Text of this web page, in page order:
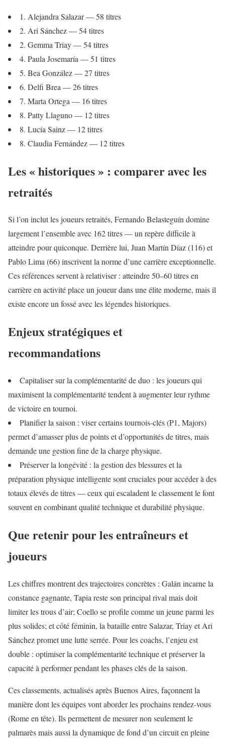
1. Alejandra Salazar — 58 titres
2. Ari Sánchez — 54 titres
2. Gemma Triay — 54 titres
4. Paula Josemaría — 51 titres
5. Bea González — 27 titres
6. Delfi Brea — 26 titres
7. Marta Ortega — 16 titres
8. Patty Llaguno — 12 titres
8. Lucía Sainz — 12 titres
8. Claudia Fernández — 12 titres
Les « historiques » : comparer avec les
retraités
Si l’on inclut les joueurs retraités, Fernando Belasteguín domine
largement l’ensemble avec 162 titres — un repère difficile à
atteindre pour quiconque. Derrière lui, Juan Martín Díaz (116) et
Pablo Lima (66) inscrivent la norme d’une carrière exceptionnelle.
Ces références servent à relativiser : atteindre 50–60 titres en
carrière en activité place un joueur dans une élite moderne, mais il
existe encore un fossé avec les légendes historiques.
Enjeux stratégiques et
recommandations
Capitaliser sur la complémentarité de duo : les joueurs qui
maximisent la complémentarité tendent à augmenter leur rythme
de victoire en tournoi.
Planifier la saison : viser certains tournois-clés (P1, Majors)
permet d’amasser plus de points et d’opportunités de titres, mais
demande une gestion fine de la charge physique.
Préserver la longévité : la gestion des blessures et la
préparation physique intelligente sont cruciales pour accéder à des
totaux élevés de titres — ceux qui escaladent le classement le font
souvent en combinant qualité technique et durabilité physique.
Que retenir pour les entraîneurs et
joueurs
Les chiffres montrent des trajectoires concrètes : Galán incarne la
constance gagnante, Tapia reste son principal rival mais doit
limiter les trous d’air; Coello se profile comme un jeune parmi les
plus solides; et côté féminin, la bataille entre Salazar, Triay et Ari
Sánchez promet une lutte serrée. Pour les coachs, l’enjeu est
double : optimiser la complémentarité technique et préserver la
capacité à performer pendant les phases clés de la saison.
Ces classements, actualisés après Buenos Aires, façonnent la
manière dont les équipes vont aborder les prochains rendez‑vous
(Rome en tête). Ils permettent de mesurer non seulement le
palmarès mais aussi la dynamique de fond d’un circuit en pleine